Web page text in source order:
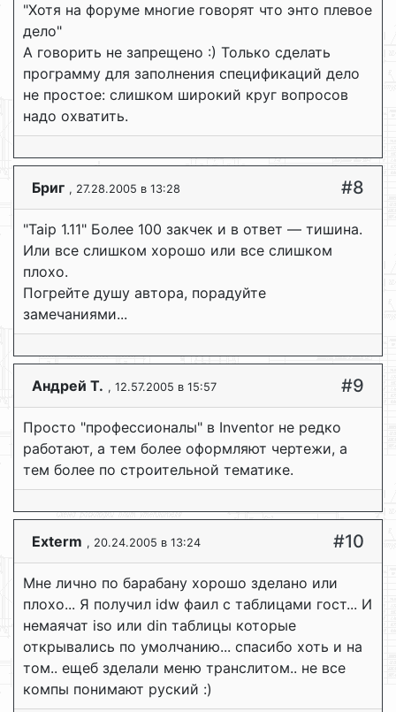
"Хотя на форуме многие говорят что энто плевое
дело"
А говорить не запрещено :) Только сделать
программу для заполнения спецификаций дело
не простое: слишком широкий круг вопросов
надо охватить.
Бриг , 27.28.2005 в 13:28 #8
"Taip 1.11" Более 100 закчек и в ответ — тишина.
Или все слишком хорошо или все слишком
плохо.
Погрейте душу автора, порадуйте
замечаниями...
Андрей Т. , 12.57.2005 в 15:57 #9
Просто "профессионалы" в Inventor не редко
работают, а тем более оформляют чертежи, а
тем более по строительной тематике.
Exterm , 20.24.2005 в 13:24 #10
Мне лично по барабану хорошо зделано или
плохо... Я получил idw фаил с таблицами гост... И
немаячат iso или din таблицы которые
открывались по умолчанию... спасибо хоть и на
том.. ещеб зделали меню транслитом.. не все
компы понимают руский :)